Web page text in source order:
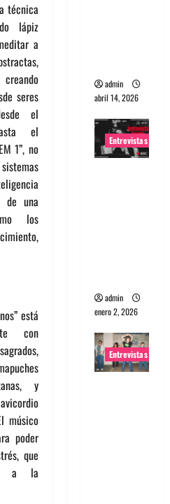
técnica
lápiz
a
seres
el
el
1”, no
de una
los
está
con
y
músico
poder
que
a la
admin
abril 14, 2026
Entrevistas
admin
enero 2, 2026
Entrevistas